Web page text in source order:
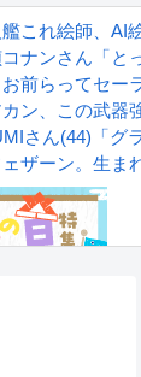
レクトした挙
艦これ絵師、AI
コナンさん「
お前らってセ
ン、この武
さん(44)「グ
ザーン。生ま